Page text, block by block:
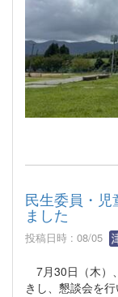
民生委員・児
ました
投稿日時 : 08/05
7月30日（木）
きし、懇談会を行